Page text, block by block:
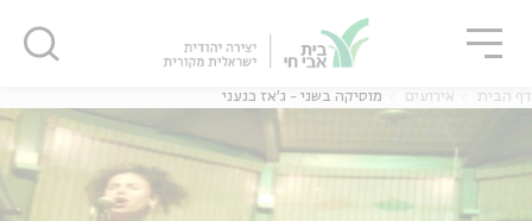
דף הבית אירועים מוסיקה בשני - ג'אז כנעני
סגור